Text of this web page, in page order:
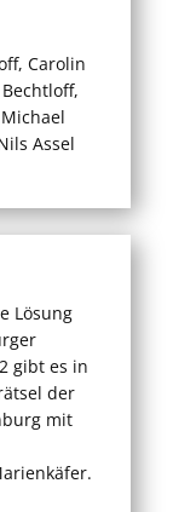
Carolin
Assel
Lösung
gibt es in
der
mit